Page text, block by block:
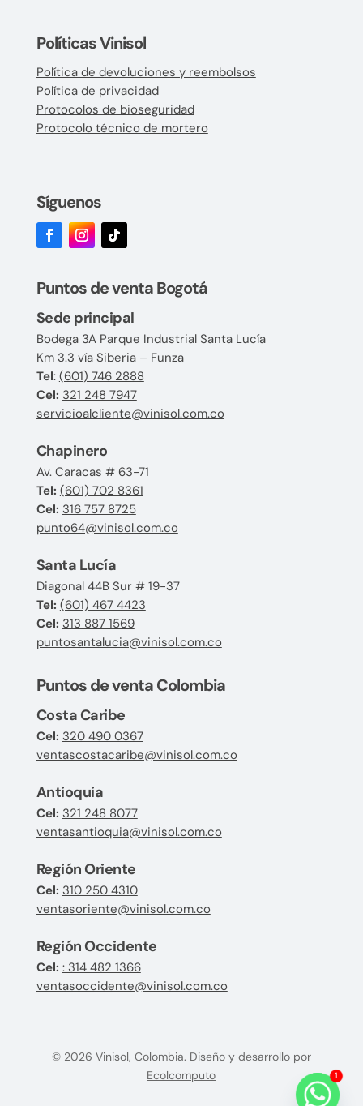
Políticas Vinisol
Política de devoluciones y reembolsos
Política de privacidad
Protocolos de bioseguridad
Protocolo técnico de mortero
Síguenos
Puntos de venta Bogotá
Sede principal
Bodega 3A Parque Industrial Santa Lucía
Km 3.3 vía Siberia – Funza
Tel: (601) 746 2888
Cel: 321 248 7947
servicioalcliente@vinisol.com.co
Chapinero
Av. Caracas # 63-71
Tel: (601) 702 8361
Cel: 316 757 8725
punto64@vinisol.com.co
Santa Lucía
Diagonal 44B Sur # 19-37
Tel: (601) 467 4423
Cel: 313 887 1569
puntosantalucia@vinisol.com.co
Puntos de venta Colombia
Costa Caribe
Cel: 320 490 0367
ventascostacaribe@vinisol.com.co
Antioquia
Cel: 321 248 8077
ventasantioquia@vinisol.com.co
Región Oriente
Cel: 310 250 4310
ventasoriente@vinisol.com.co
Región Occidente
Cel: : 314 482 1366
ventasoccidente@vinisol.com.co
© 2026 Vinisol, Colombia. Diseño y desarrollo por
Ecolcomputo
1